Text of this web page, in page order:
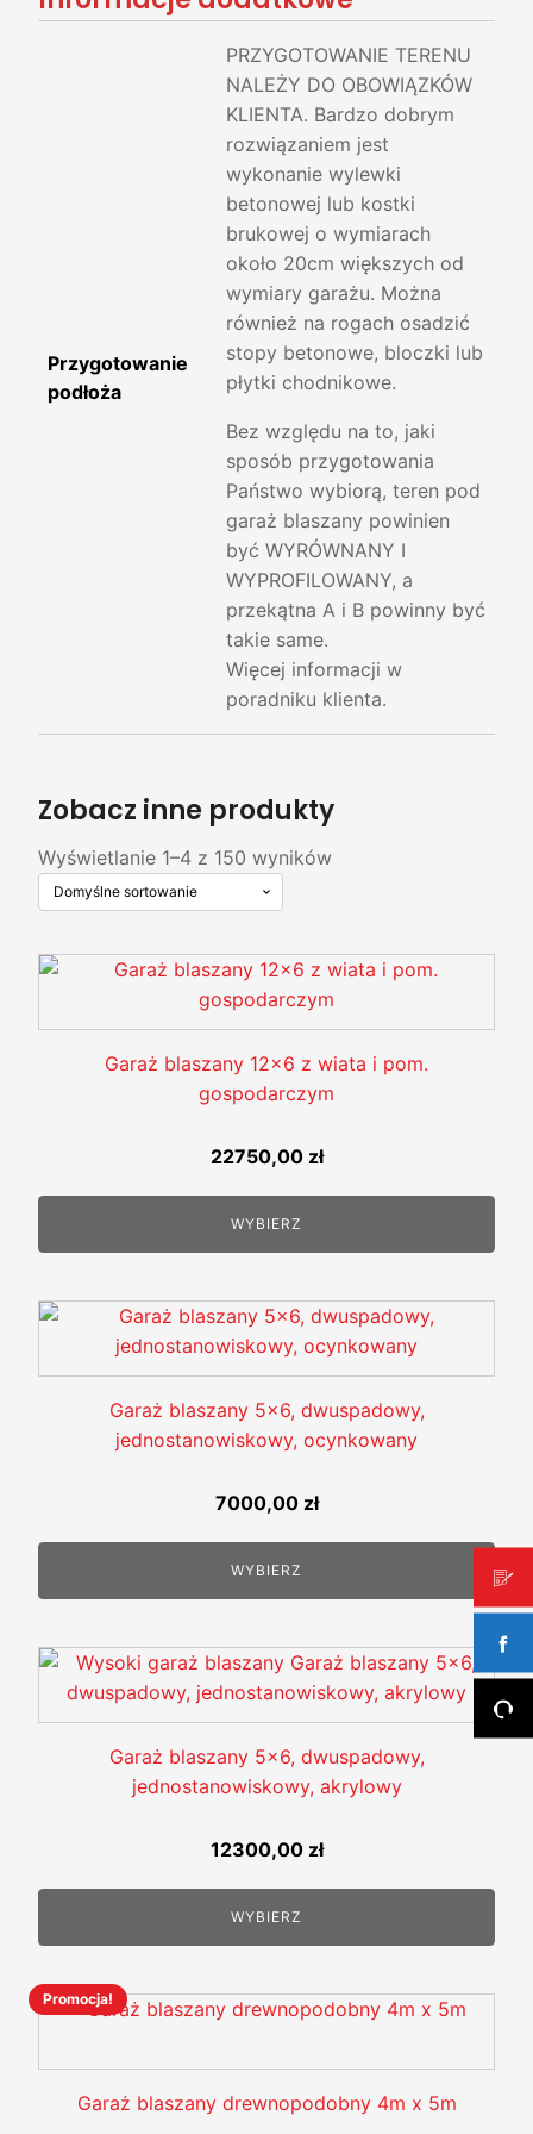
Przygotowanie
podłoża
PRZYGOTOWANIE TERENU
NALEŻY DO OBOWIĄZKÓW
KLIENTA. Bardzo dobrym
rozwiązaniem jest
wykonanie wylewki
betonowej lub kostki
brukowej o wymiarach
około 20cm większych od
wymiary garażu. Można
również na rogach osadzić
stopy betonowe, bloczki lub
płytki chodnikowe.
Bez względu na to, jaki
sposób przygotowania
Państwo wybiorą, teren pod
garaż blaszany powinien
być WYRÓWNANY I
WYPROFILOWANY, a
przekątna A i B powinny być
takie same.
Więcej informacji w
poradniku klienta.
Zobacz inne produkty
Wyświetlanie 1–4 z 150 wyników
Garaż blaszany 12x6 z wiata i pom.
gospodarczym
22750,00 zł
WYBIERZ
Garaż blaszany 5x6, dwuspadowy,
jednostanowiskowy, ocynkowany
7000,00 zł
WYBIERZ
Garaż blaszany 5x6, dwuspadowy,
jednostanowiskowy, akrylowy
12300,00 zł
WYBIERZ
Promocja!
Garaż blaszany drewnopodobny 4m x 5m
Ten
ma
wiele